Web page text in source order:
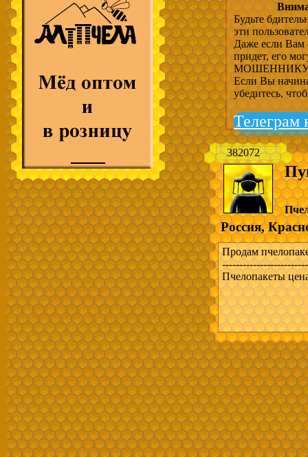
Будьте
эти
Даже если Вам
придет, его
МОШЕННИКУ,
Если Вы
убедитесь,
Телеграм
Россия,
Продам
Пчелопакеты
382072